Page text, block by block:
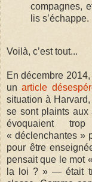
compagnes,
lis s’échappe.
Voilà, c’est tout...
En décembre
unarticle
situation à
se sont plaints aux
évoquaient
« déclenchantes »
pour être
pensait que le mot
la loi ? » — était